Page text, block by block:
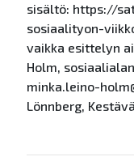
sisältö: https://
sosiaalityon-
vaikka esittelyn
Holm,
minka.leino-
Lönnberg,